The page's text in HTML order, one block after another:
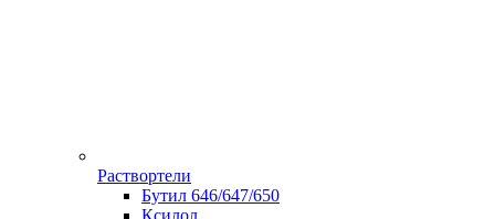
Раствортели
Бутил 646/647/650
Ксилол